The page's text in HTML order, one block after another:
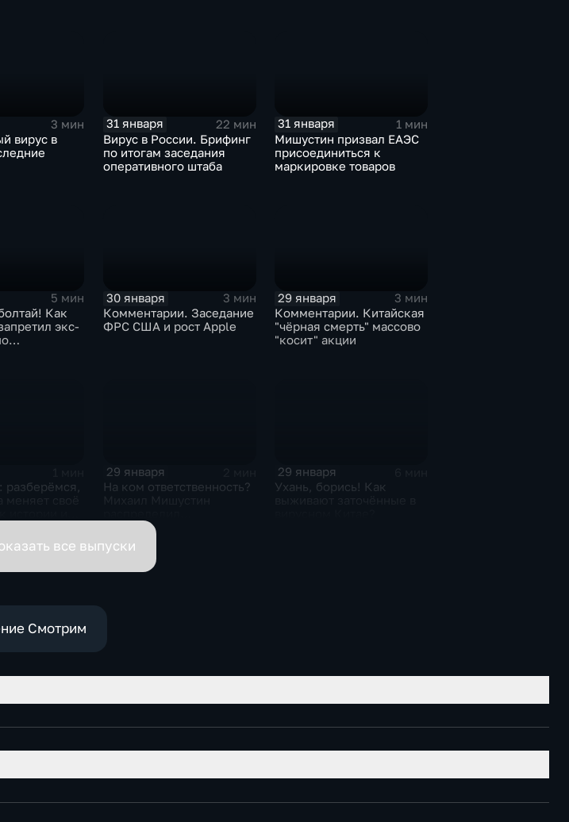
3 мин
вирус в
31 января
22 мин
Вирус в России. Брифинг
по итогам заседания
оперативного штаба
31 января
1 мин
Мишустин призвал ЕАЭС
присоединиться к
маркировке товаров
5 мин
Как
экс-
30 января
3 мин
Комментарии. Заседание
ФРС США и рост Apple
29 января
3 мин
Комментарии. Китайская
"чёрная смерть" массово
"косит" акции
29 января
На ком ответственность?
обязанности вице-
премьеров
29 января
Ухань, борись! Как
все выпуски
Смотрим